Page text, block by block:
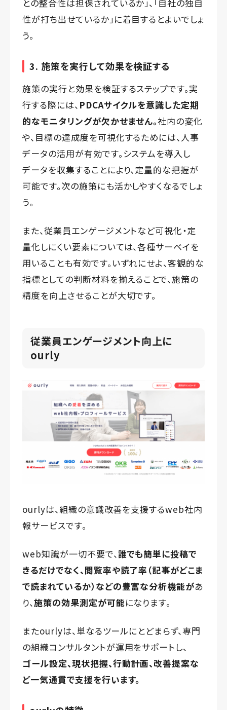
との整合性は担保されているか」、「自社の独自
性が打ち出せているか」に着目するとよいでしょ
う。
3. 施策を実行して効果を検証する
施策の実行と効果を検証するステップです。実
行する際には、 PDCAサイクルを意識した定期
的なモニタリングが欠かせません。社内の変化
や、目標の達成度を可視化するためには、人事
データの活用が有効です。システムを導入し
データを収集することにより、定量的な把握が
可能です。次の施策にも活かしやすくなるでしょ
う。
また、従業員エンゲージメントなど可視化・定
量化しにくい要素については、各種サーベイを
用いることも有効です。いずれにせよ、客観的な
指標としての判断材料を揃えることで、施策の
精度を向上させることが大切です。
従業員エンゲージメント向上に
ourly
ourlyは、組織の意識改善を支援するweb社内
報サービスです。
web知識が一切不要で、誰でも簡単に投稿で
きるだけでなく、閲覧率や読了率（記事がどこま
で読まれているか）などの豊富な分析機能があ
り、施策の効果測定が可能になります。
またourlyは、単なるツールにとどまらず、専門
の組織コンサルタントが運用をサポートし、
ゴール設定、現状把握、行動計画、改善提案な
ど一気通貫で支援を行います。